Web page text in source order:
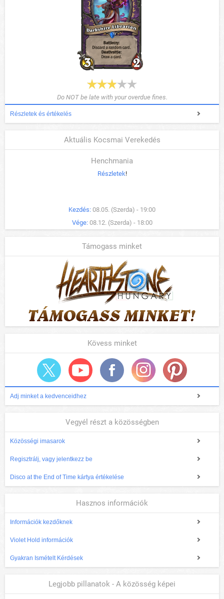
Do NOT be late with your overdue fines.
Részletek és értékelés
Aktuális Kocsmai Verekedés
Henchmania
Részletek!
Kezdés: 08.05. (Szerda) - 19:00
Vége: 08.12. (Szerda) - 18:00
Támogass minket
Kövess minket
Adj minket a kedvenceidhez
Vegyél részt a közösségben
Közösségi imasarok
Regisztrálj, vagy jelentkezz be
Disco at the End of Time kártya értékelése
Hasznos információk
Információk kezdőknek
Violet Hold információk
Gyakran Ismételt Kérdések
Legjobb pillanatok - A közösség képei